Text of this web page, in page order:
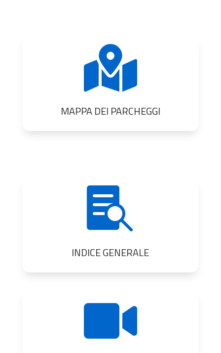

MAPPA DEI PARCHEGGI

INDICE GENERALE
